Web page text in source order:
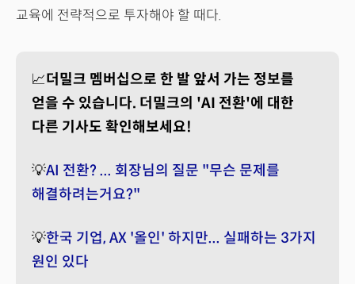
교육에 전략적으로 투자해야 할 때다.
📈더밀크 멤버십으로 한 발 앞서 가는 정보를
얻을 수 있습니다. 더밀크의 'AI 전환'에 대한
다른 기사도 확인해보세요!
💡AI 전환? ... 회장님의 질문 "무슨 문제를
해결하려는거요?"
💡한국 기업, AX '올인' 하지만... 실패하는 3가지
원인 있다